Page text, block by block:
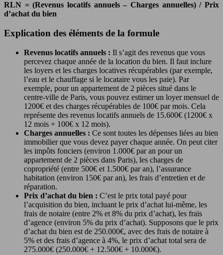
RLN = (Revenus locatifs annuels – Charges annuelles) / Prix
d’achat du bien
Explication des éléments de la formule
Revenus locatifs annuels : Il s’agit des revenus que vous
percevez chaque année de la location du bien. Il faut inclure
les loyers et les charges locatives récupérables (par exemple,
l’eau et le chauffage si le locataire vous les paie). Par
exemple, pour un appartement de 2 pièces situé dans le
centre-ville de Paris, vous pouvez estimer un loyer mensuel de
1200€ et des charges récupérables de 100€ par mois. Cela
représente des revenus locatifs annuels de 15.600€ (1200€ x
12 mois + 100€ x 12 mois).
Charges annuelles : Ce sont toutes les dépenses liées au bien
immobilier que vous devez payer chaque année. On peut citer
les impôts fonciers (environ 1.000€ par an pour un
appartement de 2 pièces dans Paris), les charges de
copropriété (entre 500€ et 1.500€ par an), l’assurance
habitation (environ 150€ par an), les frais d’entretien et de
réparation.
Prix d’achat du bien : C’est le prix total payé pour
l’acquisition du bien, incluant le prix d’achat lui-même, les
frais de notaire (entre 2% et 8% du prix d’achat), les frais
d’agence (environ 5% du prix d’achat). Supposons que le prix
d’achat du bien est de 250.000€, avec des frais de notaire à
5% et des frais d’agence à 4%, le prix d’achat total sera de
275.000€ (250.000€ + 12.500€ + 10.000€).